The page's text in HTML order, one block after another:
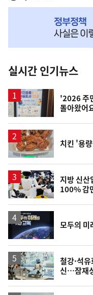
NOW,
뉴
스
실시간 인기뉴스
'2026 주
돌아왔어
치킨 '용
지방 신산
100% 감
모두의 미
철강·석
신…잠재